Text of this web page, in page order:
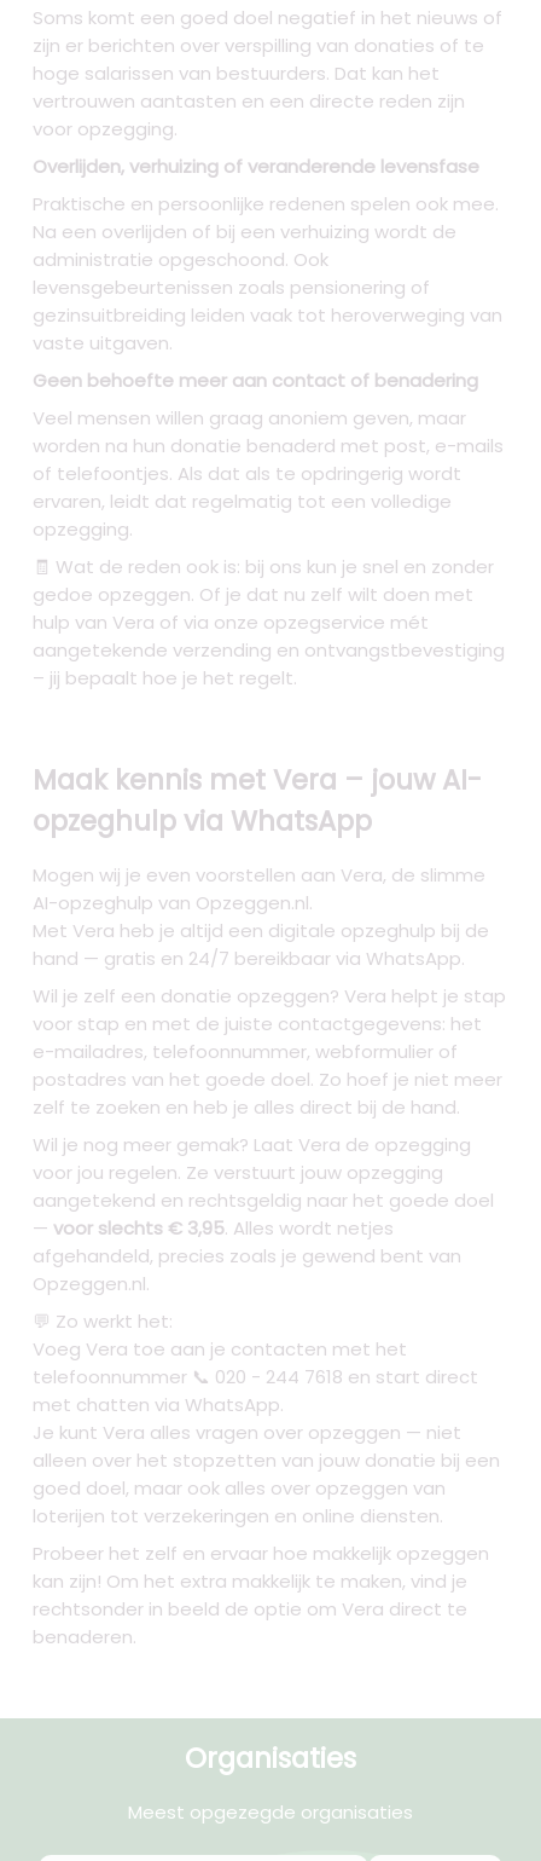
Soms komt een goed doel negatief in het nieuws of
zijn er berichten over verspilling van donaties of te
hoge salarissen van bestuurders. Dat kan het
vertrouwen aantasten en een directe reden zijn
voor opzegging.
Overlijden, verhuizing of veranderende levensfase
Praktische en persoonlijke redenen spelen ook mee.
Na een overlijden of bij een verhuizing wordt de
administratie opgeschoond. Ook
levensgebeurtenissen zoals pensionering of
gezinsuitbreiding leiden vaak tot heroverweging van
vaste uitgaven.
Geen behoefte meer aan contact of benadering
Veel mensen willen graag anoniem geven, maar
worden na hun donatie benaderd met post, e-mails
of telefoontjes. Als dat als te opdringerig wordt
ervaren, leidt dat regelmatig tot een volledige
opzegging.
🧾 Wat de reden ook is: bij ons kun je snel en zonder
gedoe opzeggen. Of je dat nu zelf wilt doen met
hulp van Vera of via onze opzegservice mét
aangetekende verzending en ontvangstbevestiging
– jij bepaalt hoe je het regelt.
Maak kennis met Vera – jouw AI-
opzeghulp via WhatsApp
Mogen wij je even voorstellen aan Vera, de slimme
AI-opzeghulp van Opzeggen.nl.
Met Vera heb je altijd een digitale opzeghulp bij de
hand — gratis en 24/7 bereikbaar via WhatsApp.
Wil je zelf een donatie opzeggen? Vera helpt je stap
voor stap en met de juiste contactgegevens: het
e-mailadres, telefoonnummer, webformulier of
postadres van het goede doel. Zo hoef je niet meer
zelf te zoeken en heb je alles direct bij de hand.
Wil je nog meer gemak? Laat Vera de opzegging
voor jou regelen. Ze verstuurt jouw opzegging
aangetekend en rechtsgeldig naar het goede doel
— voor slechts € 3,95. Alles wordt netjes
afgehandeld, precies zoals je gewend bent van
Opzeggen.nl.
💬 Zo werkt het:
Voeg Vera toe aan je contacten met het
telefoonnummer 📞 020 - 244 7618 en start direct
met chatten via WhatsApp.
Je kunt Vera alles vragen over opzeggen — niet
alleen over het stopzetten van jouw donatie bij een
goed doel, maar ook alles over opzeggen van
loterijen tot verzekeringen en online diensten.
Probeer het zelf en ervaar hoe makkelijk opzeggen
kan zijn! Om het extra makkelijk te maken, vind je
rechtsonder in beeld de optie om Vera direct te
benaderen.
Organisaties
Meest opgezegde organisaties